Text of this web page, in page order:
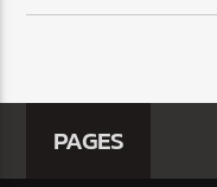
PAGES